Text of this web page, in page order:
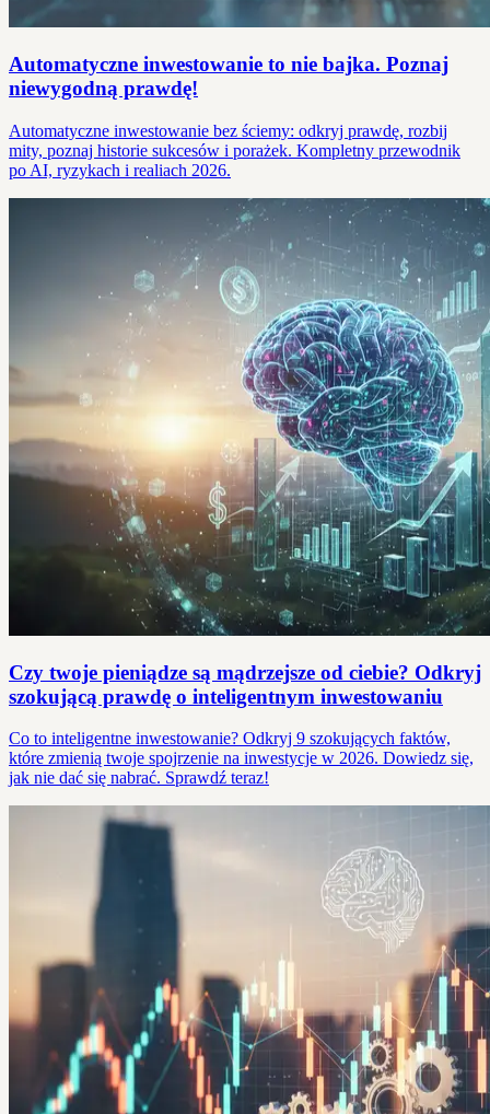
Automatyczne inwestowanie to nie bajka. Poznaj
niewygodną prawdę!
Automatyczne inwestowanie bez ściemy: odkryj prawdę, rozbij
mity, poznaj historie sukcesów i porażek. Kompletny przewodnik
po AI, ryzykach i realiach 2026.
Czy twoje pieniądze są mądrzejsze od ciebie? Odkryj
szokującą prawdę o inteligentnym inwestowaniu
Co to inteligentne inwestowanie? Odkryj 9 szokujących faktów,
które zmienią twoje spojrzenie na inwestycje w 2026. Dowiedz się,
jak nie dać się nabrać. Sprawdź teraz!